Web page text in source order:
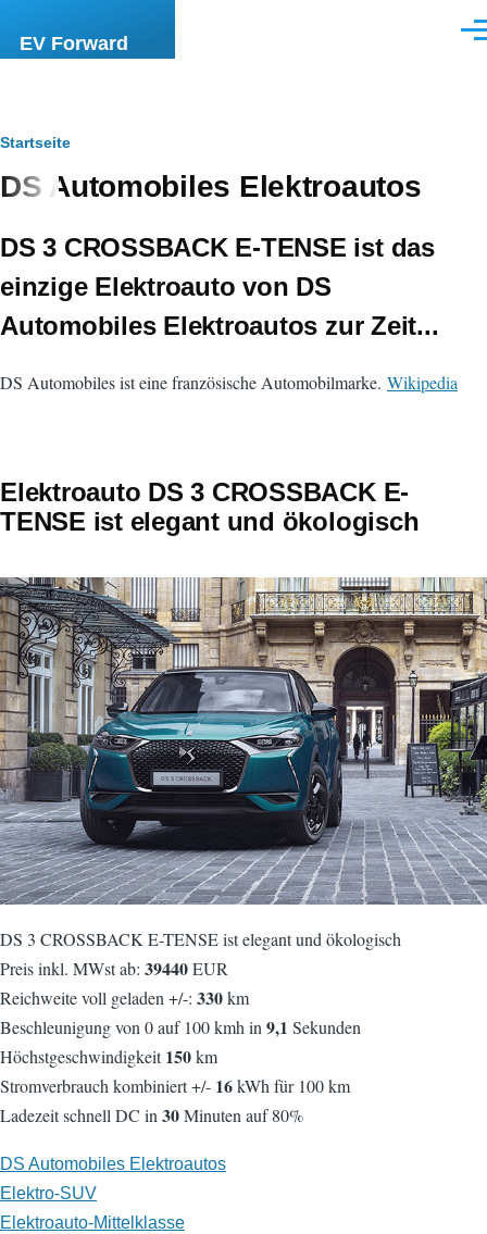
EV Forward
Pfadnavigation
Startseite
DS Automobiles Elektroautos
DS 3 CROSSBACK E-TENSE ist das
einzige Elektroauto von DS
Automobiles Elektroautos zur Zeit...
DS Automobiles ist eine französische Automobilmarke. Wikipedia
Elektroauto DS 3 CROSSBACK E-
TENSE ist elegant und ökologisch
DS 3 CROSSBACK E-TENSE ist elegant und ökologisch
Preis inkl. MWst ab: 39440EUR
Reichweite voll geladen +/-: 330km
Beschleunigung von 0 auf 100 kmh in9,1 Sekunden
Höchstgeschwindigkeit150km
Stromverbrauch kombiniert +/- 16kWh für 100 km
Ladezeit schnell DC in30Minuten auf 80%
DS Automobiles Elektroautos
Elektro-SUV
Elektroauto-Mittelklasse